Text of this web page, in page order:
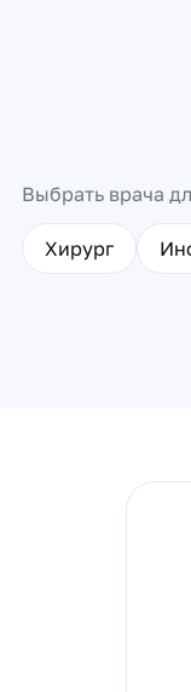
Выбрать врача
Хирург